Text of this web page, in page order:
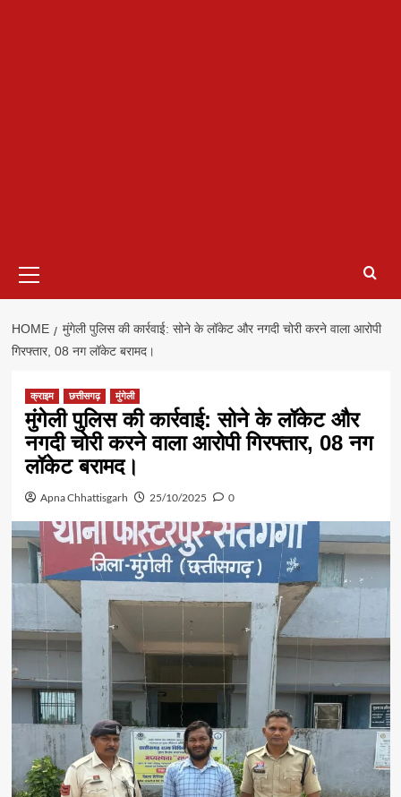
Menu
HOME
मुंगेली पुलिस की कार्रवाई: सोने के लॉकेट और नगदी चोरी करने वाला आरोपी
गिरफ्तार, 08 नग लॉकेट बरामद।
क्राइम छत्तीसगढ़ मुंगेली
मुंगेली पुलिस की कार्रवाई: सोने के लॉकेट और
नगदी चोरी करने वाला आरोपी गिरफ्तार, 08 नग
लॉकेट बरामद।
Apna Chhattisgarh 25/10/2025 0